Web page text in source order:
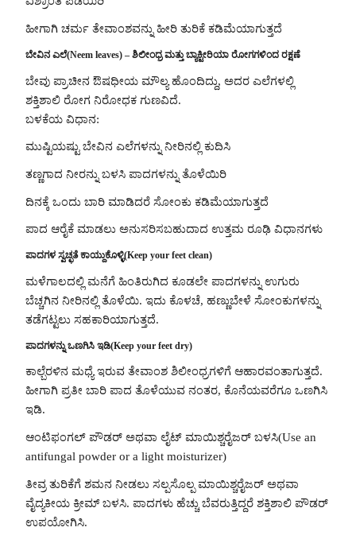
ಹೀಗಾಗಿ ಚರ್ಮ ತೇವಾಂಶವನ್ನು ಹೀರಿ ತುರಿಕೆ ಕಡಿಮೆಯಾಗುತ್ತದೆ
ಬೇವಿನ ಎಲೆ(Neem leaves) – ಶಿಲೀಂಧ್ರ ಮತ್ತು ಬ್ಯಾಕ್ಟೀರಿಯಾ ರೋಗಗಳಿಂದ ರಕ್ಷಣೆ
ಬೇವು ಪ್ರಾಚೀನ ಔಷಧೀಯ ಮೌಲ್ಯ ಹೊಂದಿದ್ದು, ಅದರ ಎಲೆಗಳಲ್ಲಿ
ಶಕ್ತಿಶಾಲಿ ರೋಗ ನಿರೋಧಕ ಗುಣವಿದೆ.
ಬಳಕೆಯ ವಿಧಾನ:
ಮುಷ್ಟಿಯಷ್ಟು ಬೇವಿನ ಎಲೆಗಳನ್ನು ನೀರಿನಲ್ಲಿ ಕುದಿಸಿ
ತಣ್ಣಗಾದ ನೀರನ್ನು ಬಳಸಿ ಪಾದಗಳನ್ನು ತೊಳೆಯಿರಿ
ದಿನಕ್ಕೆ ಒಂದು ಬಾರಿ ಮಾಡಿದರೆ ಸೋಂಕು ಕಡಿಮೆಯಾಗುತ್ತದೆ
ಪಾದ ಆರೈಕೆ ಮಾಡಲು ಅನುಸರಿಸಬಹುದಾದ ಉತ್ತಮ ರೂಢಿ ವಿಧಾನಗಳು
ಪಾದಗಳ ಸ್ವಚ್ಛತೆ ಕಾಯ್ದುಕೊಳ್ಳಿ(Keep your feet clean)
ಮಳೆಗಾಲದಲ್ಲಿ ಮನೆಗೆ ಹಿಂತಿರುಗಿದ ಕೂಡಲೇ ಪಾದಗಳನ್ನು ಉಗುರು
ಬೆಚ್ಚಗಿನ ನೀರಿನಲ್ಲಿ ತೊಳೆಯಿ. ಇದು ಕೊಳಚೆ, ಹಣ್ಣುಬೇಳೆ ಸೋಂಕುಗಳನ್ನು
ತಡೆಗಟ್ಟಲು ಸಹಕಾರಿಯಾಗುತ್ತದೆ.
ಪಾದಗಳನ್ನು ಒಣಗಿಸಿ ಇಡಿ(Keep your feet dry)
ಕಾಲ್ಬೆರಳಿನ ಮಧ್ಯೆ ಇರುವ ತೇವಾಂಶ ಶಿಲೀಂಧ್ರಗಳಿಗೆ ಆಹಾರವಂತಾಗುತ್ತದೆ.
ಹೀಗಾಗಿ ಪ್ರತೀ ಬಾರಿ ಪಾದ ತೊಳೆಯುವ ನಂತರ, ಕೊನೆಯವರೆಗೂ ಒಣಗಿಸಿ
ಇಡಿ.
ಆಂಟಿಫಂಗಲ್ ಪೌಡರ್ ಅಥವಾ ಲೈಟ್ ಮಾಯಿಶ್ಚರೈಜರ್ ಬಳಸಿ(Use an
antifungal powder or a light moisturizer)
ತೀವ್ರ ತುರಿಕೆಗೆ ಶಮನ ನೀಡಲು ಸಲ್ಪಸೊಲ್ಪ ಮಾಯಿಶ್ಚರೈಜರ್ ಅಥವಾ
ವೈದ್ಯಕೀಯ ಕ್ರೀಮ್ ಬಳಸಿ. ಪಾದಗಳು ಹೆಚ್ಚು ಬೆವರುತ್ತಿದ್ದರೆ ಶಕ್ತಿಶಾಲಿ ಪೌಡರ್
ಉಪಯೋಗಿಸಿ.